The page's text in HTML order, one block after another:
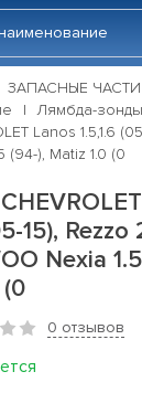
ЗАПАСНЫЕ ЧАСТИ
Лямбда-зонды
Lanos 1.5,1.6
(94-), Matiz 1.0 (0
15), Rezzo
Nexia 1.5
0 отзывов